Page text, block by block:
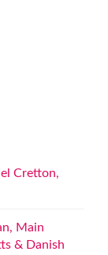
Cretton,
Main
& Danish